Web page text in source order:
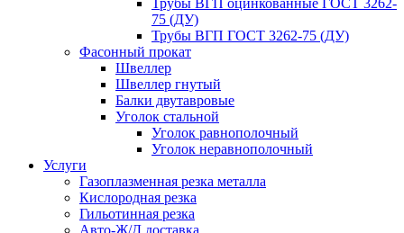
Трубы ВГП оцинкованные ГОСТ 3262-
75 (ДУ)
Трубы ВГП ГОСТ 3262-75 (ДУ)
Фасонный прокат
Швеллер
Швеллер гнутый
Балки двутавровые
Уголок стальной
Уголок равнополочный
Уголок неравнополочный
Услуги
Газоплазменная резка металла
Кислородная резка
Гильотинная резка
Авто-Ж/Д доставка